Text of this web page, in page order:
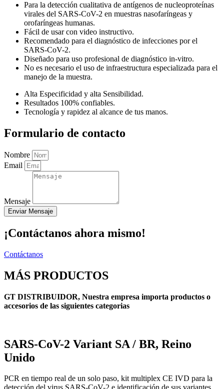
Para la detección cualitativa de antígenos de nucleoproteínas
virales del SARS-CoV-2 en muestras nasofaríngeas y
orofaríngeas humanas.
Fácil de usar con video instructivo.
Recomendado para el diagnóstico de infecciones por el
SARS-CoV-2.
Diseñado para uso profesional de diagnóstico in-vitro.
No es necesario el uso de infraestructura especializada para el
manejo de la muestra.
Alta Especificidad y alta Sensibilidad.
Resultados 100% confiables.
Tecnología y rapidez al alcance de tus manos.
Formulario de contacto
Nombre
Email
Mensaje
Enviar Mensaje
¡Contáctanos ahora mismo!
Contáctanos
MÁS PRODUCTOS
GT DISTRIBUIDOR, Nuestra empresa importa productos o
accesorios de las siguientes categorias
SARS-CoV-2 Variant SA / BR, Reino
Unido
PCR en tiempo real de un solo paso, kit multiplex CE IVD para la